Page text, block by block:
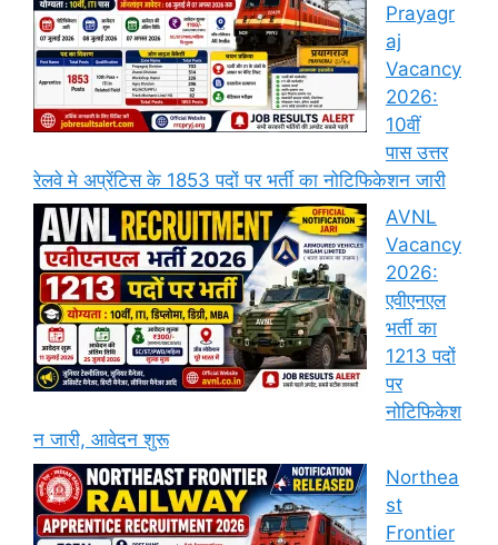
Prayagr
aj
Vacancy
2026:
10वीं
पास उत्तर
रेलवे मे अप्रेंटिस के 1853 पदों पर भर्ती का नोटिफिकेशन जारी
AVNL
Vacancy
2026:
एवीएनएल
भर्ती का
1213 पदों
पर
नोटिफिकेश
न जारी, आवेदन शुरू
Northea
st
Frontier